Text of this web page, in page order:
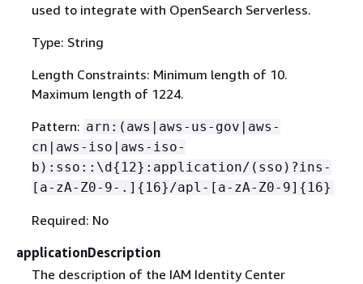
used to integrate with OpenSearch Serverless.
Type: String
Length Constraints: Minimum length of 10.
Maximum length of 1224.
Pattern: arn:(aws|aws-us-gov|aws-
cn|aws-iso|aws-iso-
b):sso::\d{ 12}:application/(sso)?ins-
[a-zA-Z0-9-.] { 16}/apl-[a-zA-Z0-9] { 16}
Required: No
applicationDescription
The description of the IAM Identity Center